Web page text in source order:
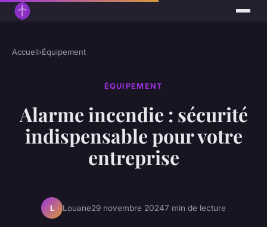
Accueil›Équipement
ÉQUIPEMENT
Alarme incendie : sécurité
indispensable pour votre
entreprise
L Louane29 novembre 20247 min de lecture